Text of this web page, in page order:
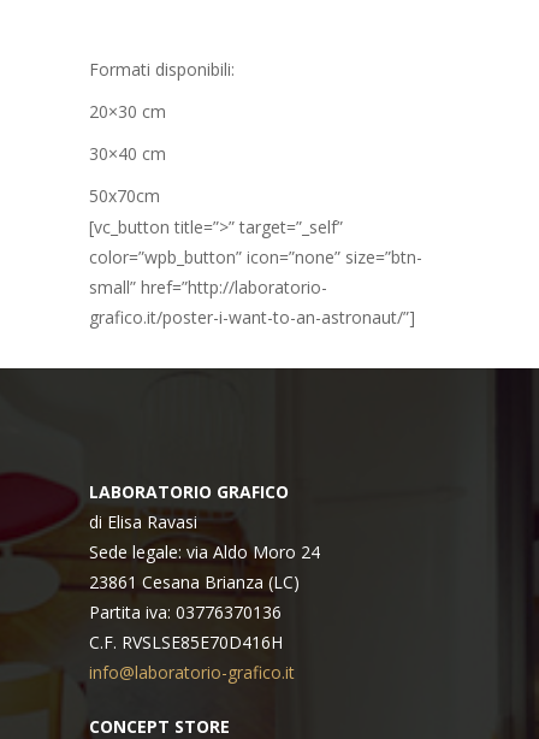
Formati disponibili:
20×30 cm
30×40 cm
50x70cm
[vc_button title=”>” target=”_self”
color=”wpb_button” icon=”none” size=”btn-
small” href=”http://laboratorio-
grafico.it/poster-i-want-to-an-astronaut/”]
LABORATORIO GRAFICO
di Elisa Ravasi
Sede legale: via Aldo Moro 24
23861 Cesana Brianza (LC)
Partita iva: 03776370136
C.F. RVSLSE85E70D416H
info@laboratorio-grafico.it
CONCEPT STORE